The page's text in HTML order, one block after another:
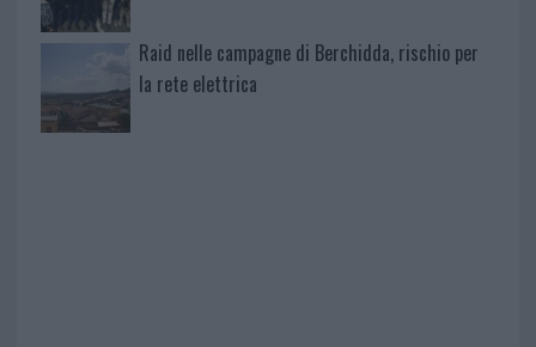
Raid nelle campagne di Berchidda, rischio per
la rete elettrica